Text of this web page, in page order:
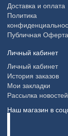
Доставка и оплата
Политика
Публичная Оферта
Личный кабинет
Личный кабинет
История заказов
Мои закладки
Рассылка новостей
Наш магазин в